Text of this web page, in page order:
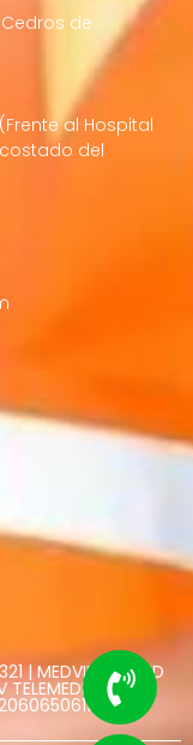
Cedros de
al Hospital
del
| MEDVIDA SALUD
Y